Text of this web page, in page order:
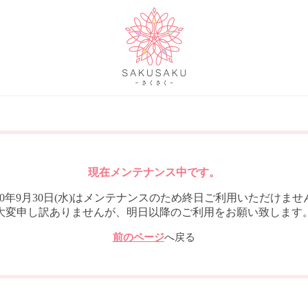
現在メンテナンス中です。
年9月30日(水)はメンテナンスのため終日ご利用いただけませ
変申し訳ありませんが、明日以降のご利用をお願い致します
前のページへ戻る